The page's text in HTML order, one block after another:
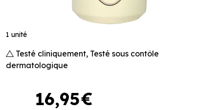
1 unité
Testé cliniquement, Testé sous contôle
dermatologique
16,95€